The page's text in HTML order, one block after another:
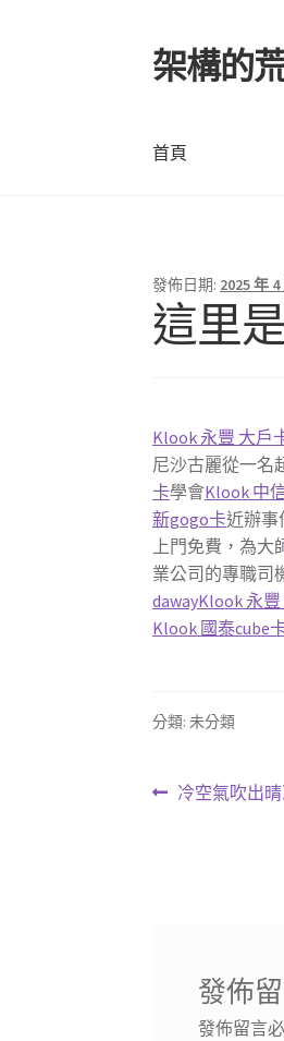
跳
至
覽
列
跳
至
要
內
架構的
首頁
發佈日期: 2025 年 4
這里
Klook 永豐 大戶
尼沙古麗從一名
卡學會Klook 中
新gogo卡近辦事
上門免費，為大
業公司的專職司
dawayKlook 永豐
Klook 國泰cube
分類: 未分類
文上
冷空氣吹出
發佈
發佈留言